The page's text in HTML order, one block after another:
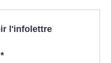
l'infolettre
*